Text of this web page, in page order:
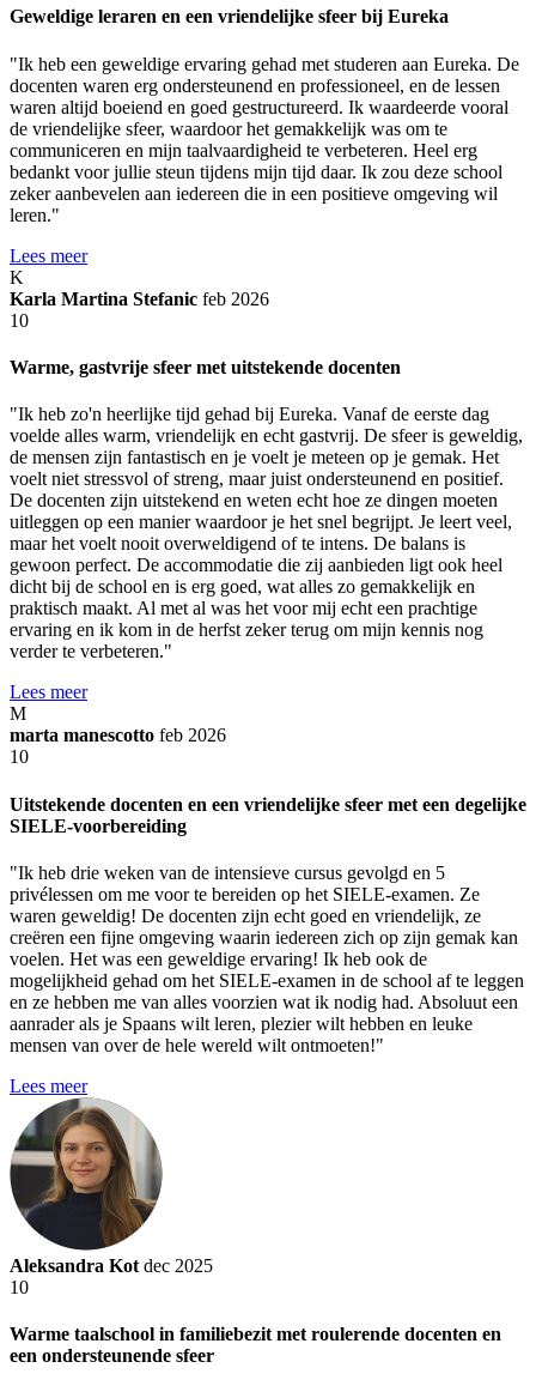
Geweldige leraren en een vriendelijke sfeer bij Eureka
"Ik heb een geweldige ervaring gehad met studeren aan Eureka. De
docenten waren erg ondersteunend en professioneel, en de lessen
waren altijd boeiend en goed gestructureerd. Ik waardeerde vooral
de vriendelijke sfeer, waardoor het gemakkelijk was om te
communiceren en mijn taalvaardigheid te verbeteren. Heel erg
bedankt voor jullie steun tijdens mijn tijd daar. Ik zou deze school
zeker aanbevelen aan iedereen die in een positieve omgeving wil
leren."
Lees meer
K
Karla Martina Stefanic feb 2026
10
Warme, gastvrije sfeer met uitstekende docenten
"Ik heb zo'n heerlijke tijd gehad bij Eureka. Vanaf de eerste dag
voelde alles warm, vriendelijk en echt gastvrij. De sfeer is geweldig,
de mensen zijn fantastisch en je voelt je meteen op je gemak. Het
voelt niet stressvol of streng, maar juist ondersteunend en positief.
De docenten zijn uitstekend en weten echt hoe ze dingen moeten
uitleggen op een manier waardoor je het snel begrijpt. Je leert veel,
maar het voelt nooit overweldigend of te intens. De balans is
gewoon perfect. De accommodatie die zij aanbieden ligt ook heel
dicht bij de school en is erg goed, wat alles zo gemakkelijk en
praktisch maakt. Al met al was het voor mij echt een prachtige
ervaring en ik kom in de herfst zeker terug om mijn kennis nog
verder te verbeteren."
Lees meer
M
marta manescotto feb 2026
10
Uitstekende docenten en een vriendelijke sfeer met een degelijke
SIELE-voorbereiding
"Ik heb drie weken van de intensieve cursus gevolgd en 5
privélessen om me voor te bereiden op het SIELE-examen. Ze
waren geweldig! De docenten zijn echt goed en vriendelijk, ze
creëren een fijne omgeving waarin iedereen zich op zijn gemak kan
voelen. Het was een geweldige ervaring! Ik heb ook de
mogelijkheid gehad om het SIELE-examen in de school af te leggen
en ze hebben me van alles voorzien wat ik nodig had. Absoluut een
aanrader als je Spaans wilt leren, plezier wilt hebben en leuke
mensen van over de hele wereld wilt ontmoeten!"
Lees meer
Aleksandra Kot dec 2025
10
Warme taalschool in familiebezit met roulerende docenten en
een ondersteunende sfeer